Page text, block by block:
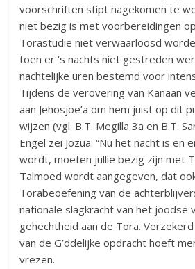
voorschriften stipt nagekomen te
niet bezig is met voorbereidingen
Torastudie niet verwaarloosd
toen er ‘s nachts niet gestreden
nachtelijke uren bestemd voor
Tijdens de verovering van Kanaän
aan Jehosjoe’a om hem juist op dit
wijzen (vgl. B.T. Megilla 3a en B.T.
Engel zei Jozua: “Nu het nacht is en
wordt, moeten jullie bezig zijn met
Talmoed wordt aangegeven, dat
Torabeoefening van de
nationale slagkracht van het joodse
gehechtheid aan de Tora.
van de G’ddelijke opdracht hoeft
vrezen.